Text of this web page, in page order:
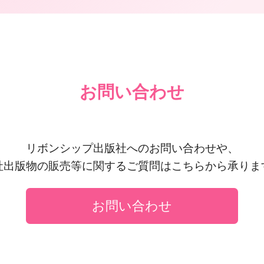
お問い合わせ
リボンシップ出版社へのお問い合わせや、
出版物の販売等に関するご質問はこちらから承りま
お問い合わせ